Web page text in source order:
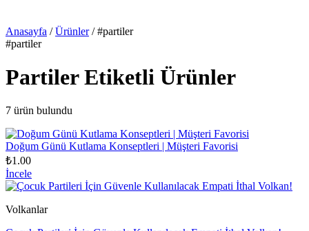
Anasayfa / Ürünler / #partiler
#partiler
Partiler Etiketli Ürünler
7 ürün bulundu
Doğum Günü Kutlama Konseptleri | Müşteri Favorisi
₺1.00
İncele
Volkanlar